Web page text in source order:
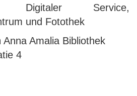
Digitaler Service,
und Fotothek
Amalia Bibliothek
4